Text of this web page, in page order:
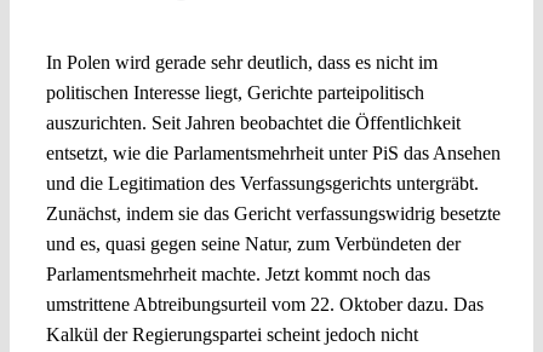
In Polen wird gerade sehr deutlich, dass es nicht im
politischen Interesse liegt, Gerichte parteipolitisch
auszurichten. Seit Jahren beobachtet die Öffentlichkeit
entsetzt, wie die Parlamentsmehrheit unter PiS das Ansehen
und die Legitimation des Verfassungsgerichts untergräbt.
Zunächst, indem sie das Gericht verfassungswidrig besetzte
und es, quasi gegen seine Natur, zum Verbündeten der
Parlamentsmehrheit machte. Jetzt kommt noch das
umstrittene Abtreibungsurteil vom 22. Oktober dazu. Das
Kalkül der Regierungspartei scheint jedoch nicht